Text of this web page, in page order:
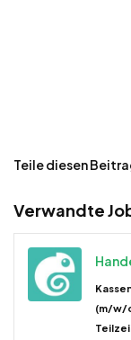
Teile diesen
Verwandte
(m/w/